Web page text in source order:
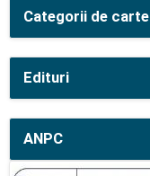
Categorii de carte
Edituri
ANPC